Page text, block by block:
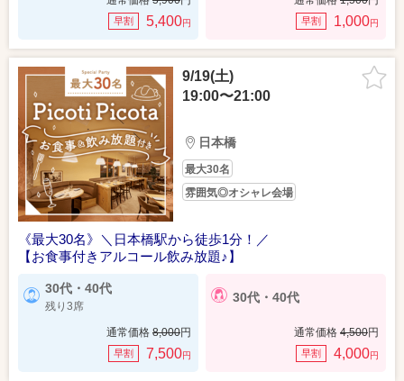
早割 5,400円 早割 1,000円
9/19(土)
19:00〜21:00
日本橋
最大30名
雰囲気◎オシャレ会場
《最大30名》＼日本橋駅から徒歩1分！／
【お食事付きアルコール飲み放題♪】
30代・40代
残り3席
通常価格 8,000円
早割 7,500円
30代・40代
通常価格 4,500円
早割 4,000円